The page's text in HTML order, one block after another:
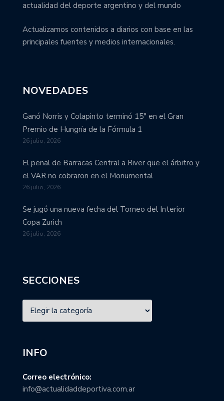
actualidad del deporte argentino y del mundo
Actualizamos contenidos a diarios con base en las
principales fuentes y medios internacionales.
NOVEDADES
Ganó Norris y Colapinto terminó 15° en el Gran
Premio de Hungría de la Fórmula 1
26 julio, 2026
El penal de Barracas Central a River que el árbitro y
el VAR no cobraron en el Monumental
26 julio, 2026
Se jugó una nueva fecha del Torneo del Interior
Copa Zurich
26 julio, 2026
SECCIONES
INFO
Correo electrónico:
info@actualidaddeportiva.com.ar